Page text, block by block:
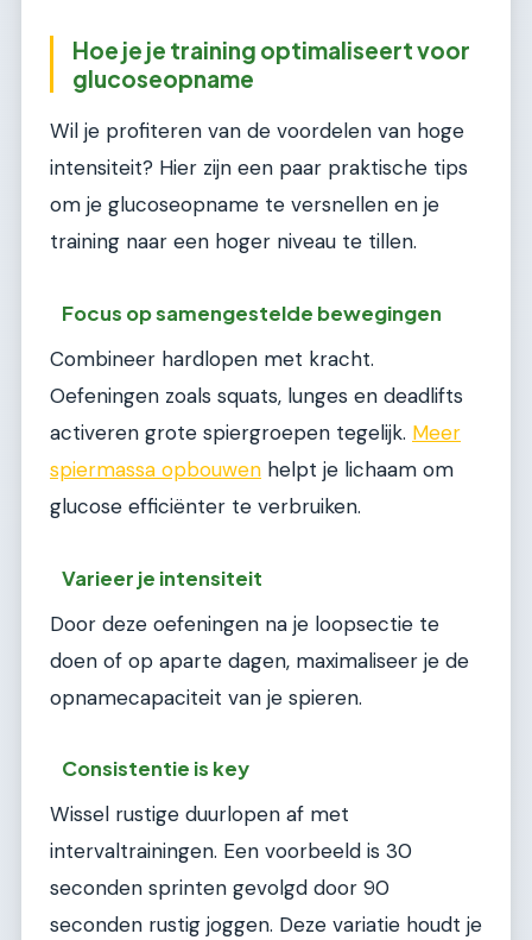
Hoe je je training optimaliseert voor
glucoseopname
Wil je profiteren van de voordelen van hoge
intensiteit? Hier zijn een paar praktische tips
om je glucoseopname te versnellen en je
training naar een hoger niveau te tillen.
Focus op samengestelde bewegingen
Combineer hardlopen met kracht.
Oefeningen zoals squats, lunges en deadlifts
activeren grote spiergroepen tegelijk. Meer
spiermassa opbouwen helpt je lichaam om
glucose efficiënter te verbruiken.
Varieer je intensiteit
Door deze oefeningen na je loopsectie te
doen of op aparte dagen, maximaliseer je de
opnamecapaciteit van je spieren.
Consistentie is key
Wissel rustige duurlopen af met
intervaltrainingen. Een voorbeeld is 30
seconden sprinten gevolgd door 90
seconden rustig joggen. Deze variatie houdt je